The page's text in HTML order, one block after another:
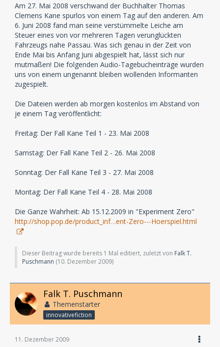
Am 27. Mai 2008 verschwand der Buchhalter Thomas
Clemens Kane spurlos von einem Tag auf den anderen. Am
6. Juni 2008 fand man seine verstümmelte Leiche am
Steuer eines von vor mehreren Tagen verunglückten
Fahrzeugs nahe Passau. Was sich genau in der Zeit von
Ende Mai bis Anfang Juni abgespielt hat, lässt sich nur
mutmaßen! Die folgenden Audio-Tagebucheinträge wurden
uns von einem ungenannt bleiben wollenden Informanten
zugespielt.
Die Dateien werden ab morgen kostenlos im Abstand von
je einem Tag veröffentlicht:
Freitag: Der Fall Kane Teil 1 - 23. Mai 2008
Samstag: Der Fall Kane Teil 2 - 26. Mai 2008
Sonntag: Der Fall Kane Teil 3 - 27. Mai 2008
Montag: Der Fall Kane Teil 4 - 28. Mai 2008
Die Ganze Wahrheit: Ab 15.12.2009 in "Experiment Zero"
http://shop.pop.de/product_inf…ent-Zero---Hoerspiel.html
Dieser Beitrag wurde bereits 1 Mal editiert, zuletzt von Falk T.
Puschmann (10. Dezember 2009)
Falk T. Puschmann
Themenstarter
innovativefiction
11. Dezember 2009